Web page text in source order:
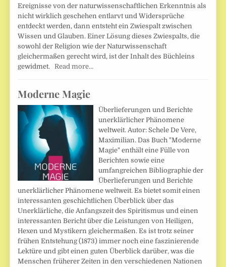
Ereignisse von der naturwissenschaftlichen Erkenntnis als
nicht wirklich geschehen entlarvt und Widersprüche
entdeckt werden, dann entsteht ein Zwiespalt zwischen
Wissen und Glauben. Einer Lösung dieses Zwiespalts, die
sowohl der Religion wie der Naturwissenschaft
gleichermaßen gerecht wird, ist der Inhalt des Büchleins
gewidmet. Read more…
Moderne Magie
Überlieferungen und Berichte
unerklärlicher Phänomene
weltweit. Autor: Schele De Vere,
Maximilian. Das Buch "Moderne
Magie" enthält eine Fülle von
Berichten sowie eine
umfangreichen Bibliographie der
Überlieferungen und Berichte
unerklärlicher Phänomene weltweit. Es bietet somit einen
interessanten geschichtlichen Überblick über das
Unerklärliche, die Anfangszeit des Spiritismus und einen
interessanten Bericht über die Leistungen von Heiligen,
Hexen und Mystikern gleichermaßen. Es ist trotz seiner
frühen Entstehung (1873) immer noch eine faszinierende
Lektüre und gibt einen guten Überblick darüber, was die
Menschen früherer Zeiten in den verschiedenen Nationen